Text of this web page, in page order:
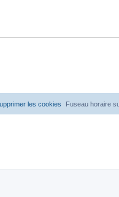
Fuseau horaire
les cookies